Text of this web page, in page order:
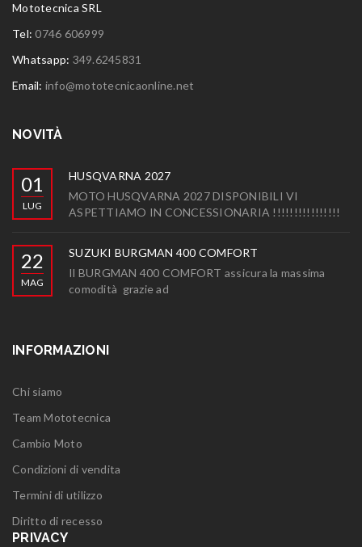
Mototecnica SRL
Tel:0746 606999
Whatsapp: 349.6245831
Email: info@mototecnicaonline.net
NOVITÀ
01
LUG
HUSQVARNA 2027
MOTO HUSQVARNA 2027 DISPONIBILI VI
ASPETTIAMO IN CONCESSIONARIA !!!!!!!!!!!!!!!!
22
MAG
SUZUKI BURGMAN 400 COMFORT
Il BURGMAN 400 COMFORT assicura la massima
comodità grazie ad
INFORMAZIONI
Chi siamo
Team Mototecnica
Cambio Moto
Condizioni di vendita
Termini di utilizzo
Diritto di recesso
PRIVACY